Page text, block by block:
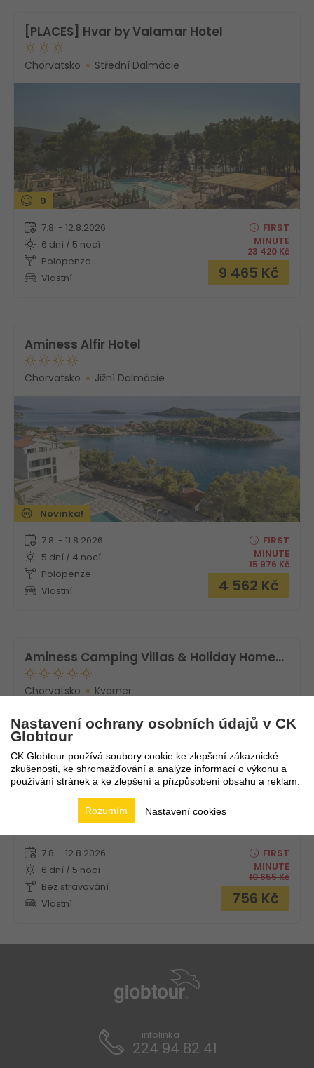
[PLACES] Hvar by Valamar Hotel
Chorvatsko Střední Dalmácie
9
7.8. - 12.8.2026
6 dní / 5 nocí
Polopenze
Vlastní
FIRST
MINUTE
23 420Kč
9 465 Kč
Aminess Alfir Hotel
Chorvatsko Jižní Dalmácie
Novinka!
7.8. - 11.8.2026
5 dní / 4 nocí
Polopenze
Vlastní
FIRST
MINUTE
15 976Kč
4 562 Kč
Aminess Camping Villas & Holiday Homes Avalona
Chorvatsko Kvarner
Novinka!
7.8. - 12.8.2026
6 dní / 5 nocí
Bez stravování
Vlastní
FIRST
MINUTE
10 655Kč
756 Kč
infolinka
224 94 82 41
Nastavení ochrany osobních údajů v CK
Globtour
CK Globtour používá soubory cookie ke zlepšení zákaznické
zkušenosti, ke shromažďování a analýze informací o výkonu a
používání stránek a ke zlepšení a přizpůsobení obsahu a reklam.
Nastavení cookies
Rozumím